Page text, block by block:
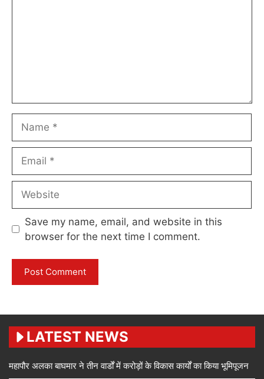
Save my name, email, and website in this
browser for the next time I comment.
LATEST NEWS
महापौर अलका बाघमार ने तीन वार्डों में करोड़ों के विकास कार्यों का किया भूमिपूजन